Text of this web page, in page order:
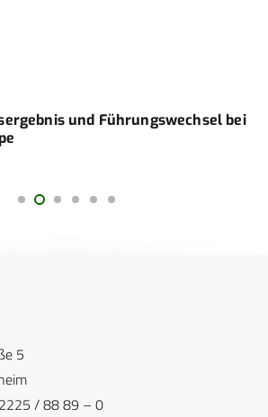
und Führungswechsel bei
5
/ 88 89 – 0